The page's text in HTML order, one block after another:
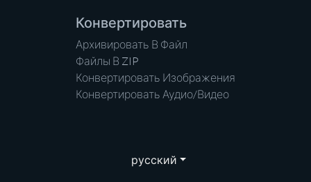
Конвертировать
Архивировать В Файл
Файлы В ZIP
Конвертировать Изображения
Конвертировать Аудио/Видео
русский